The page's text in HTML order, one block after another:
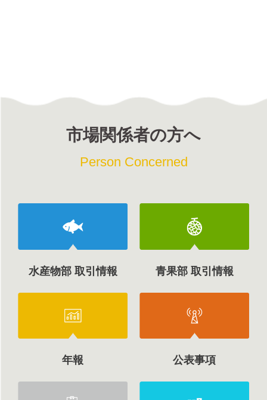
市場関係者の方へ
Person Concerned
水産物部 取引情報 青果部 取引情報
年報 公表事項